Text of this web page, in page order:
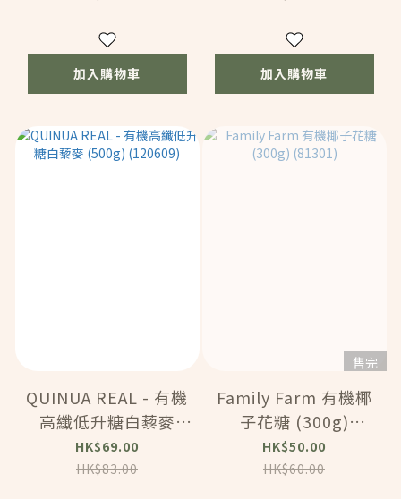
加入購物車 加入購物車
QUINUA REAL - 有機
高纖低升糖白藜麥
(500g) (120609)
HK$69.00
HK$83.00
售完
Family Farm 有機椰
子花糖 (300g)
(81301)
HK$50.00
HK$60.00